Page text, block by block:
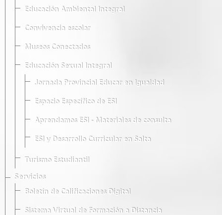
Educación Ambiental Integral
Convivencia escolar
Museos Conectados
Educación Sexual Integral
Jornada Provincial Educar en Igualdad
Espacio Específico de ESI
Aprendamos ESI - Materiales de consulta
ESI y Desarrollo Curricular en Salta
Turismo Estudiantil
Servicios
Boletín de Calificaciones Digital
Sistema Virtual de Formación a Distancia